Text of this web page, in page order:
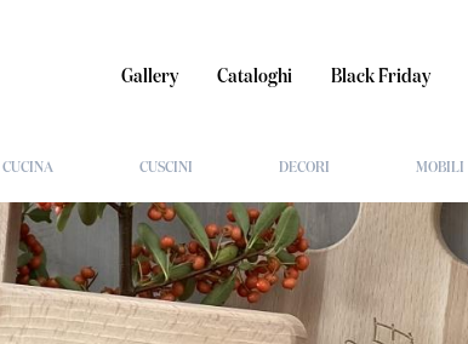
Black Friday
Cataloghi
Gallery
CUCINA CUSCINI DECORI MOBILI